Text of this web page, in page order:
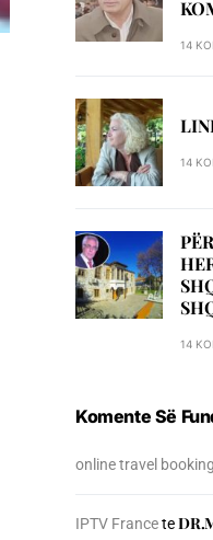
14
14
14
Komente Së
online travel booking
IPTV Francete